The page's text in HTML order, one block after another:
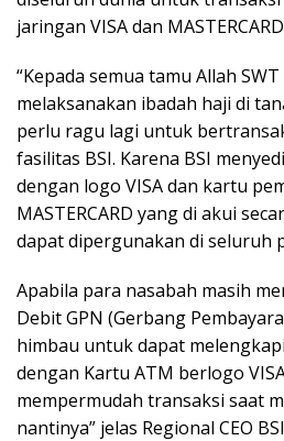
jaringan VISA dan
“Kepada semua tamu Allah
melaksanakan ibadah haji di
perlu ragu lagi untuk
fasilitas BSI. Karena BSI
dengan logo VISA dan kartu
MASTERCARD yang di akui
dapat dipergunakan di seluruh
Apabila para nasabah masih
Debit GPN (Gerbang
himbau untuk dapat
dengan Kartu ATM berlogo
mempermudah transaksi saat
nantinya” jelas Regional CEO